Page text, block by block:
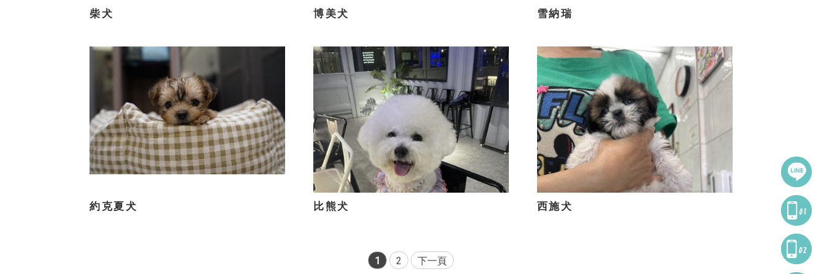
柴犬 博美犬 雪納瑞
約克夏犬 比熊犬 西施犬
1 2 下一頁